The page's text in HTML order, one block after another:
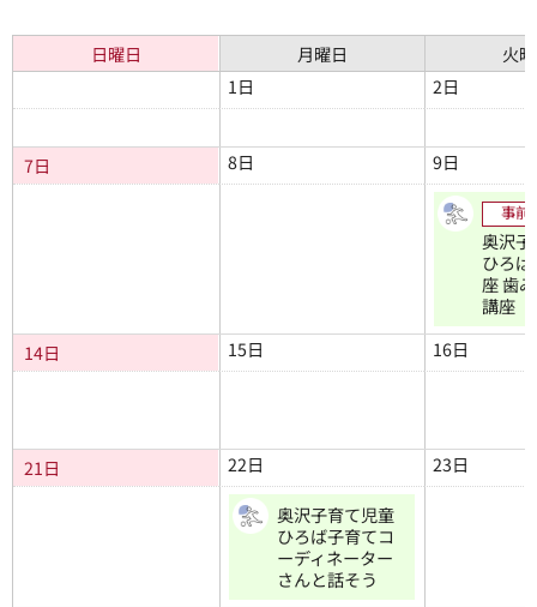
日曜日 月曜日
火
1日
2日
7日 8日 9日
事前
奥沢
ひろ
座 歯
講座
14日
15日 16日
21日 22日 23日
奥沢子育て児童
ひろば子育てコ
ーディネーター
さんと話そう